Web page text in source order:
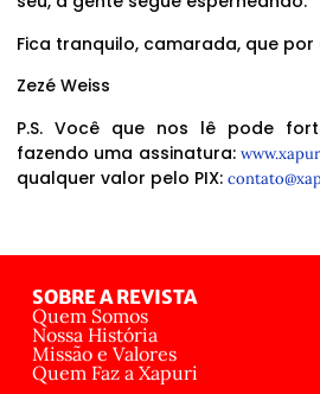
Fica tranquilo, camarada, que
Zezé Weiss
P.S. Você que nos lê pode
fazendo uma assinatura:
qualquer valor pelo PIX:
SOBRE A REVISTA
Quem Somos
Nossa História
Missão e Valores
Quem Faz a Xapuri